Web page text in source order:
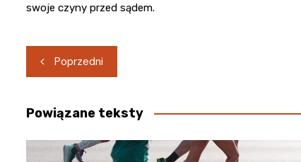
swoje czyny przed sądem.
Nawigacja
wpisu
Poprzedni
Powiązane teksty